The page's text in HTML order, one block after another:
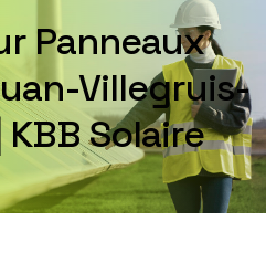
Panneaux
Villegruis-
Solaire